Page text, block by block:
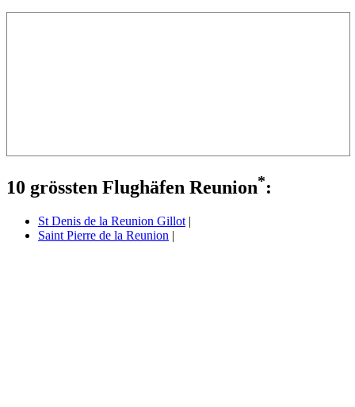
10 grössten Flughäfen Reunion*:
St Denis de la Reunion Gillot |
Saint Pierre de la Reunion |